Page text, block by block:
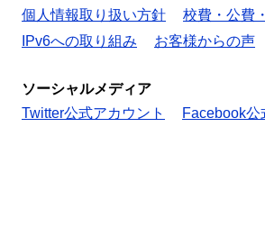
個人情報取り扱い方針
校費・公費
IPv6への取り組み
お客様からの声
ソーシャルメディア
Twitter公式アカウント
Facebook公